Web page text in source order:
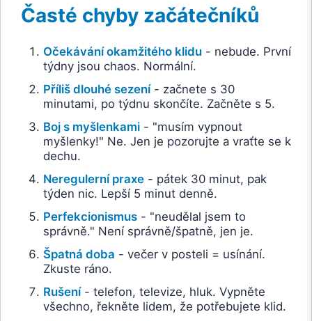
Časté chyby začátečníků
Očekávání okamžitého klidu- nebude. První
týdny jsou chaos. Normální.
Příliš dlouhé sezení- začnete s 30
minutami, po týdnu skončíte. Začněte s 5.
Boj s myšlenkami- "musím vypnout
myšlenky!" Ne. Jen je pozorujte a vraťte se k
dechu.
Neregulerní praxe- pátek 30 minut, pak
týden nic. Lepší 5 minut denně.
Perfekcionismus- "neudělal jsem to
správně." Není správně/špatně, jen je.
Špatná doba - večer v posteli = usínání.
Zkuste ráno.
Rušení- telefon, televize, hluk. Vypněte
všechno, řekněte lidem, že potřebujete klid.